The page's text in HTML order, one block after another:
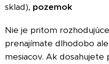
sklad), pozemok
Nie je pritom
prenajímate dlhodobo
mesiacov. Ak dosahujete